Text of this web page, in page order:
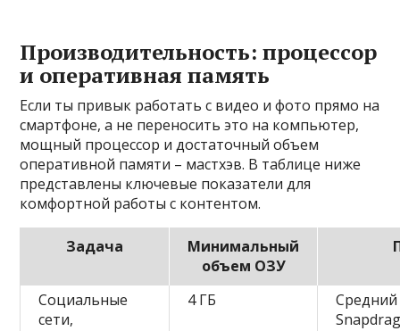
Производительность: процессор
и оперативная память
Если ты привык работать с видео и фото прямо на
смартфоне, а не переносить это на компьютер,
мощный процессор и достаточный объем
оперативной памяти – мастхэв. В таблице ниже
представлены ключевые показатели для
комфортной работы с контентом.
Задача
Минимальный
объем ОЗУ
Социальные
сети,
4 ГБ
Средний